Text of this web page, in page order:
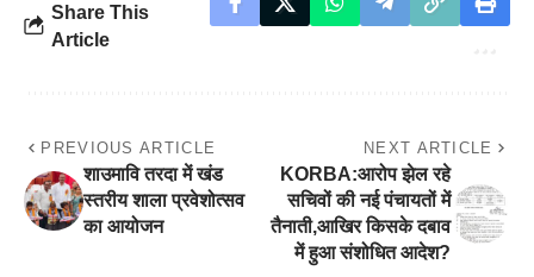
Share This
Article
PREVIOUS ARTICLE
शाउमावि तरदा में खंड
स्तरीय शाला प्रवेशोत्सव
का आयोजन
NEXT ARTICLE
KORBA:आरोप झेल रहे
सचिवों की नई पंचायतों में
तैनाती,आखिर किसके दबाव
में हुआ संशोधित आदेश?